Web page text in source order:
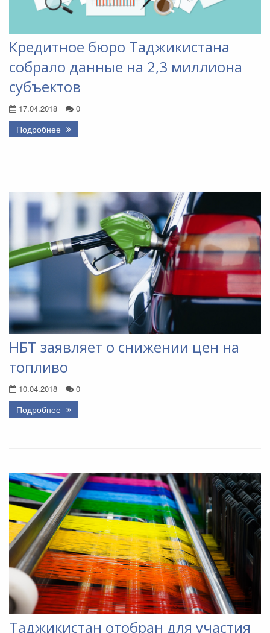
Кредитное бюро Таджикистана
собрало данные на 2,3 миллиона
субъектов
17.04.2018 0
Подробнее
НБТ заявляет о снижении цен на
топливо
10.04.2018 0
Подробнее
Таджикистан отобран для участия